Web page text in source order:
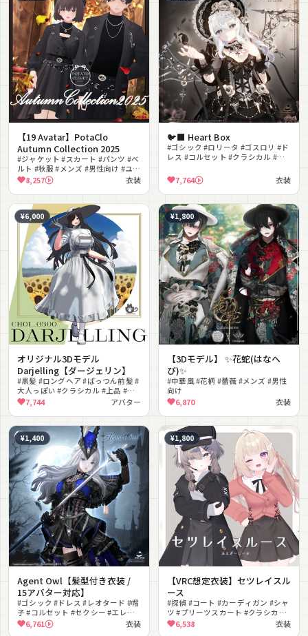
【19 Avatar】PotaClo
Autumn Collection 2025
#ジャケット #スカート #パンツ #ベ
ルト #秋服 #メンズ #男性向け #ユニ
セックス #セットアップ #MA対応
8,257 衣装
🐦⬛ Heart Box
#ゴシック #ロリータ #ゴスロリ #ド
レス #コルセット #クラシカル #エ
対応7,764 衣装
¥6,000
オリジナル3Dモデル
Darjelling【ダージェリン】
#黒髪 #ロングヘア #ぱっつん前髪 #
大人っぽい #クラシカル #上品 #麦
わら帽子 #赤目 #撮影向け #VRChat
7,744 アバター
¥1,800
【3Dモデル】 ✨花蛇(はなへ
び)✨
#中華風 #花柄 #薔薇 #メンズ #男性
向け
6,870 衣装
¥1,400
Agent Owl【髪型付き衣装 /
15アバター対応】
#ゴシック #ドレス #レオタード #帽
子 #コルセット #セクシー #エレガ
ント #ダーク #髪型付き #MA対応
6,761 衣装
¥1,800
【VRC想定衣装】セツレイスル
ース
#探偵 #コート #カーディガン #シャ
ツ #プリーツスカート #クラシカル
#ガーリー #重ね着 #MA対応
#lilToon対応
6,538 衣装